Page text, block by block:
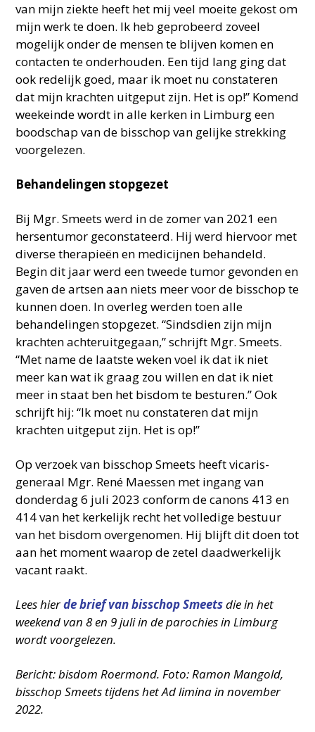
van mijn ziekte heeft het mij veel moeite gekost om
mijn werk te doen. Ik heb geprobeerd zoveel
mogelijk onder de mensen te blijven komen en
contacten te onderhouden. Een tijd lang ging dat
ook redelijk goed, maar ik moet nu constateren
dat mijn krachten uitgeput zijn. Het is op!” Komend
weekeinde wordt in alle kerken in Limburg een
boodschap van de bisschop van gelijke strekking
voorgelezen.
Behandelingen stopgezet
Bij Mgr. Smeets werd in de zomer van 2021 een
hersentumor geconstateerd. Hij werd hiervoor met
diverse therapieën en medicijnen behandeld.
Begin dit jaar werd een tweede tumor gevonden en
gaven de artsen aan niets meer voor de bisschop te
kunnen doen. In overleg werden toen alle
behandelingen stopgezet. “Sindsdien zijn mijn
krachten achteruitgegaan,” schrijft Mgr. Smeets.
“Met name de laatste weken voel ik dat ik niet
meer kan wat ik graag zou willen en dat ik niet
meer in staat ben het bisdom te besturen.” Ook
schrijft hij: “Ik moet nu constateren dat mijn
krachten uitgeput zijn. Het is op!”
Op verzoek van bisschop Smeets heeft vicaris-
generaal Mgr. René Maessen met ingang van
donderdag 6 juli 2023 conform de canons 413 en
414 van het kerkelijk recht het volledige bestuur
van het bisdom overgenomen. Hij blijft dit doen tot
aan het moment waarop de zetel daadwerkelijk
vacant raakt.
Lees hierde brief van bisschop Smeetsdie in het
weekend van 8 en 9 juli in de parochies in Limburg
wordt voorgelezen.
Bericht: bisdom Roermond. Foto: Ramon Mangold,
bisschop Smeets tijdens het Ad limina in november
2022.